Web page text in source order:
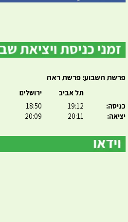
פרשת השבוע: פרשת ראה
כניסה:
יציאה:
תל אביב
19:12
20:11
ירושלים
18:50
20:09